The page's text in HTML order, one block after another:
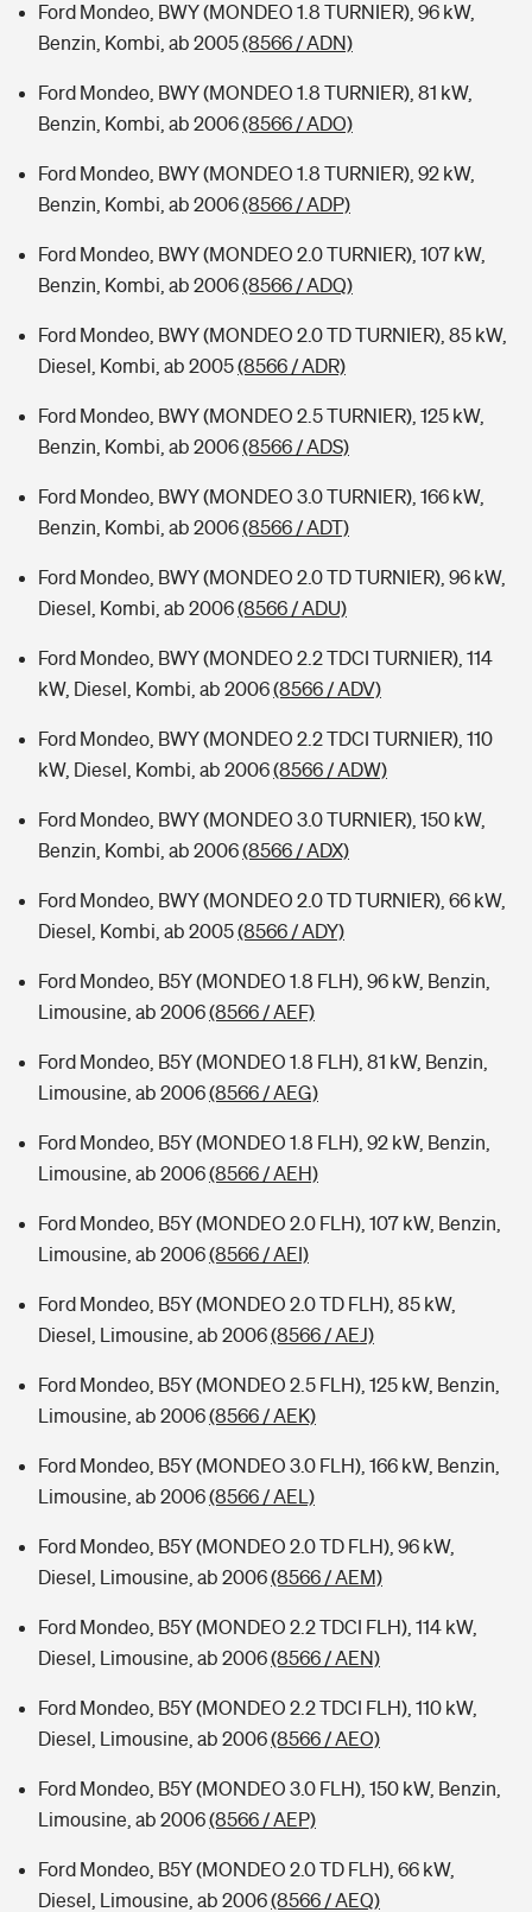
Ford Mondeo, BWY (MONDEO 1.8 TURNIER), 96 kW,
Benzin, Kombi, ab 2005(8566 / ADN)
Ford Mondeo, BWY (MONDEO 1.8 TURNIER), 81 kW,
Benzin, Kombi, ab 2006(8566 / ADO)
Ford Mondeo, BWY (MONDEO 1.8 TURNIER), 92 kW,
Benzin, Kombi, ab 2006(8566 / ADP)
Ford Mondeo, BWY (MONDEO 2.0 TURNIER), 107 kW,
Benzin, Kombi, ab 2006(8566 / ADQ)
Ford Mondeo, BWY (MONDEO 2.0 TD TURNIER), 85 kW,
Diesel, Kombi, ab 2005(8566 / ADR)
Ford Mondeo, BWY (MONDEO 2.5 TURNIER), 125 kW,
Benzin, Kombi, ab 2006(8566 / ADS)
Ford Mondeo, BWY (MONDEO 3.0 TURNIER), 166 kW,
Benzin, Kombi, ab 2006(8566 / ADT)
Ford Mondeo, BWY (MONDEO 2.0 TD TURNIER), 96 kW,
Diesel, Kombi, ab 2006(8566 / ADU)
Ford Mondeo, BWY (MONDEO 2.2 TDCI TURNIER), 114
kW, Diesel, Kombi, ab 2006(8566 / ADV)
Ford Mondeo, BWY (MONDEO 2.2 TDCI TURNIER), 110
kW, Diesel, Kombi, ab 2006(8566 / ADW)
Ford Mondeo, BWY (MONDEO 3.0 TURNIER), 150 kW,
Benzin, Kombi, ab 2006(8566 / ADX)
Ford Mondeo, BWY (MONDEO 2.0 TD TURNIER), 66 kW,
Diesel, Kombi, ab 2005(8566 / ADY)
Ford Mondeo, B5Y (MONDEO 1.8 FLH), 96 kW, Benzin,
Limousine, ab 2006(8566 / AEF)
Ford Mondeo, B5Y (MONDEO 1.8 FLH), 81 kW, Benzin,
Limousine, ab 2006(8566 / AEG)
Ford Mondeo, B5Y (MONDEO 1.8 FLH), 92 kW, Benzin,
Limousine, ab 2006(8566 / AEH)
Ford Mondeo, B5Y (MONDEO 2.0 FLH), 107 kW, Benzin,
Limousine, ab 2006(8566 / AEI)
Ford Mondeo, B5Y (MONDEO 2.0 TD FLH), 85 kW,
Diesel, Limousine, ab 2006(8566 / AEJ)
Ford Mondeo, B5Y (MONDEO 2.5 FLH), 125 kW, Benzin,
Limousine, ab 2006(8566 / AEK)
Ford Mondeo, B5Y (MONDEO 3.0 FLH), 166 kW, Benzin,
Limousine, ab 2006(8566 / AEL)
Ford Mondeo, B5Y (MONDEO 2.0 TD FLH), 96 kW,
Diesel, Limousine, ab 2006(8566 / AEM)
Ford Mondeo, B5Y (MONDEO 2.2 TDCI FLH), 114 kW,
Diesel, Limousine, ab 2006(8566 / AEN)
Ford Mondeo, B5Y (MONDEO 2.2 TDCI FLH), 110 kW,
Diesel, Limousine, ab 2006(8566 / AEO)
Ford Mondeo, B5Y (MONDEO 3.0 FLH), 150 kW, Benzin,
Limousine, ab 2006(8566 / AEP)
Ford Mondeo, B5Y (MONDEO 2.0 TD FLH), 66 kW,
Diesel, Limousine, ab 2006(8566 / AEQ)